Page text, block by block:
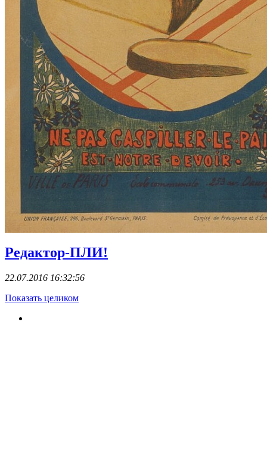
Редактор-ПЛИ!
22.07.2016 16:32:56
Показать целиком